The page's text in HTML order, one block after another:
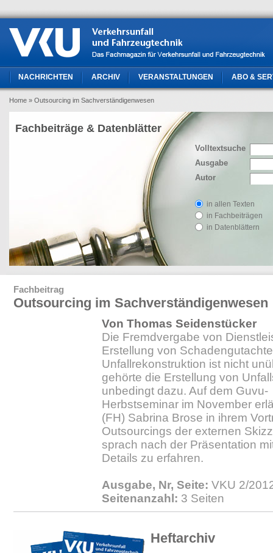
NACHRICHTEN ARCHIV VERANSTALTUNGEN ABO &
Home » Outsourcing im Sachverständigenwesen
Volltextsuche
Ausgabe
Autor
in allen Texten
in Fachbeiträgen
in Datenblättern
Fachbeiträge & Datenblätter
Fachbeitrag
Outsourcing im Sachverständigenwesen
Von Thomas Seidenstücker
Die Fremdvergabe von
Erstellung von
Unfallrekonstruktion ist nicht
gehörte die Erstellung von
unbedingt dazu. Auf dem Guvu-
Herbstseminar im November
(FH) Sabrina Brose in ihrem
Outsourcings der externen
sprach nach der Präsentation
Details zu erfahren.
Ausgabe, Nr, Seite: VKU 2/
Seitenanzahl: 3 Seiten
Heftarchiv